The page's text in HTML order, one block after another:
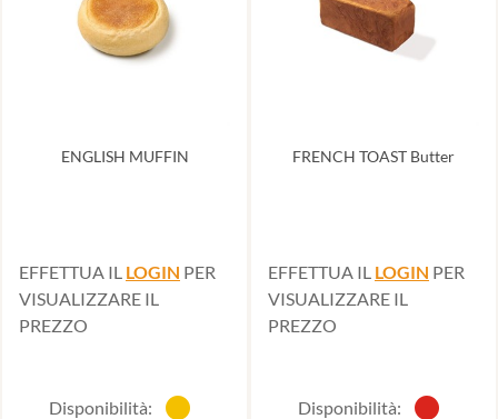
ENGLISH MUFFIN
EFFETTUA IL LOGIN PER
VISUALIZZARE IL
PREZZO
Disponibilità:
FRENCH TOAST Butter
EFFETTUA IL LOGIN PER
VISUALIZZARE IL
PREZZO
Disponibilità: